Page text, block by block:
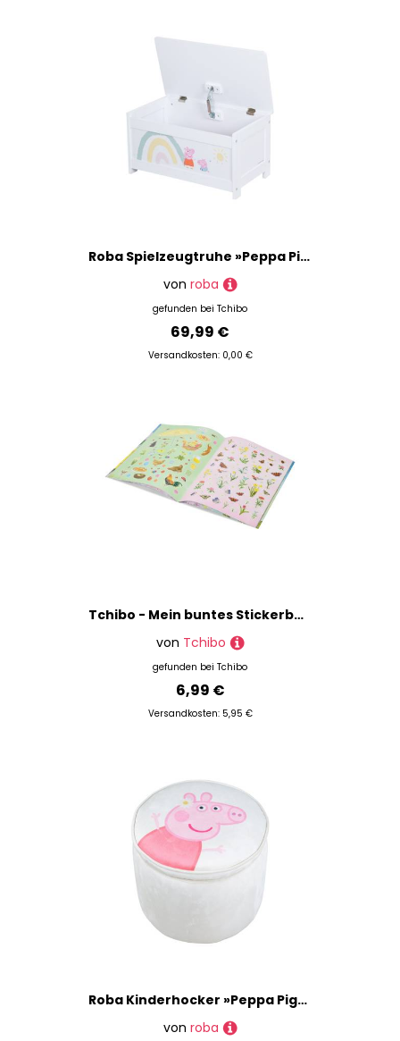
Roba Spielzeugtruhe »Peppa Pig« - 60x32x30cm - Holz
von roba
gefunden bei Tchibo
69,99 €
Versandkosten: 0,00 €
Tchibo - Mein buntes Stickerbuch »Hallo Frühling!«
von Tchibo
gefunden bei Tchibo
6,99 €
Versandkosten: 5,95 €
Roba Kinderhocker »Peppa Pig« mit Stauraum - 35x35x39cm - beige - Holz
von roba